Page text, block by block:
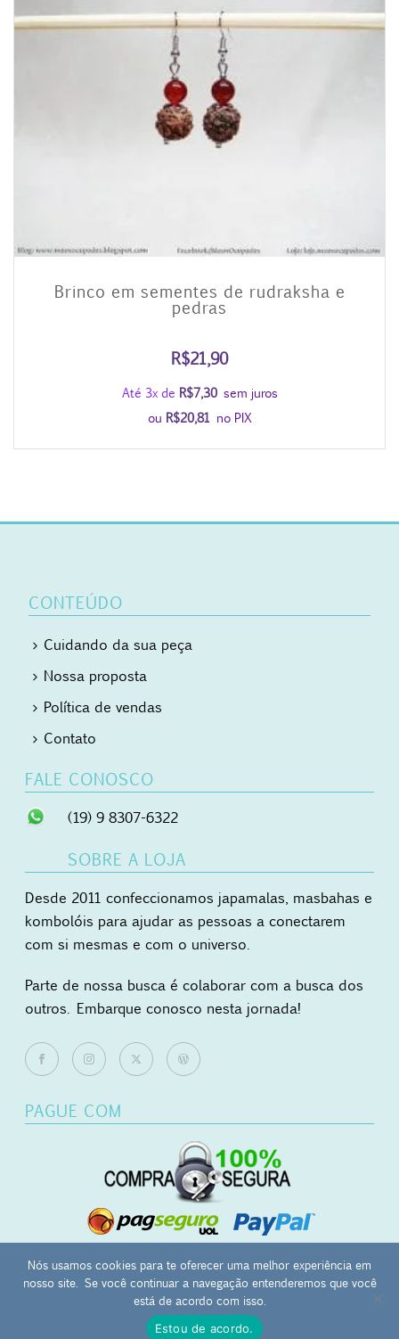
Brinco em sementes de rudraksha e
pedras
R$21,90
Até 3x de R$7,30 sem juros
ou R$20,81 no PIX
CONTEÚDO
Cuidando da sua peça
Nossa proposta
Política de vendas
Contato
FALE CONOSCO
(19) 9 8307-6322
SOBRE A LOJA
Desde 2011 confeccionamos japamalas, masbahas e
kombolóis para ajudar as pessoas a conectarem
com si mesmas e com o universo.
Parte de nossa busca é colaborar com a busca dos
outros. Embarque conosco nesta jornada!
PAGUE COM
Mãos Ocupadas - japamala | masbaha | kombolói - CNPJ:
27.657.120/0001-12 - Campinas-SP -
Nós usamos cookies para te oferecer uma melhor experiência em
nosso site. Se você continuar a navegação entenderemos que você
está de acordo com isso.
Estou de acordo.